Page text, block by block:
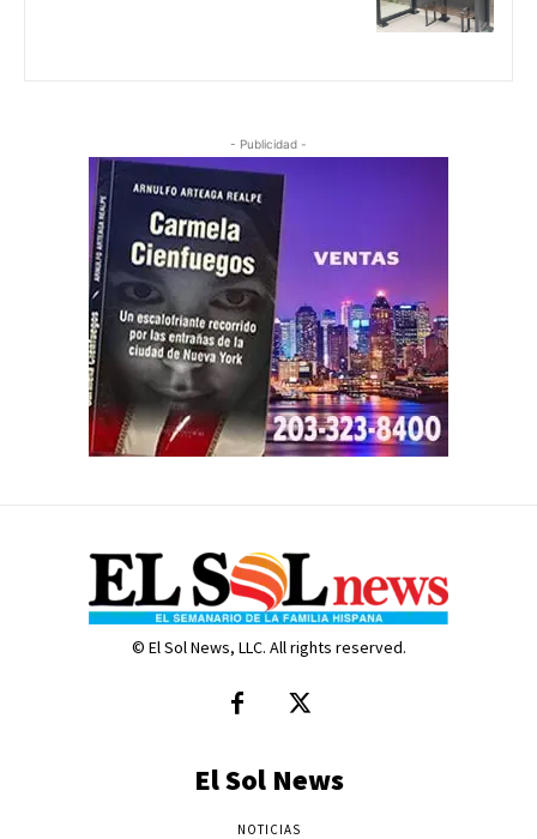
- Publicidad -
© El Sol News, LLC. All rights reserved.
El Sol News
NOTICIAS